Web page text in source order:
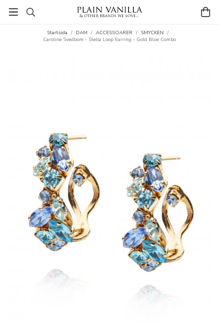
Startsida / DAM / ACCESSOARER / SMYCKEN /
Caroline Svedbom - Stella Loop Earring - Gold Blue Combo